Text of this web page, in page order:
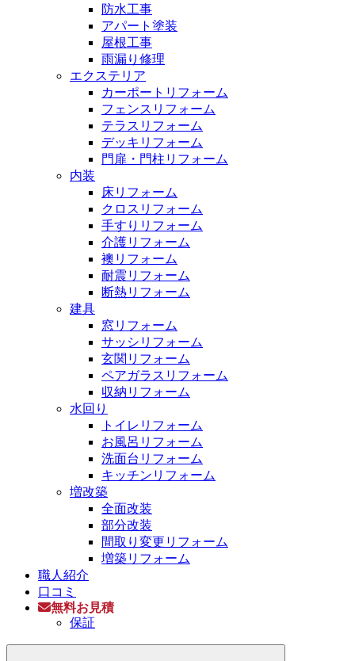
防水工事
アパート塗装
屋根工事
雨漏り修理
エクステリア
カーポートリフォーム
フェンスリフォーム
テラスリフォーム
デッキリフォーム
門扉・門柱リフォーム
内装
床リフォーム
クロスリフォーム
手すりリフォーム
介護リフォーム
襖リフォーム
耐震リフォーム
断熱リフォーム
建具
窓リフォーム
サッシリフォーム
玄関リフォーム
ペアガラスリフォーム
収納リフォーム
水回り
トイレリフォーム
お風呂リフォーム
洗面台リフォーム
キッチンリフォーム
増改築
全面改装
部分改装
間取り変更リフォーム
増築リフォーム
職人紹介
口コミ
無料お見積
保証